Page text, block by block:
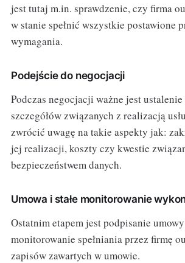
jest tutaj m.in. sprawdzenie, czy firma
w stanie spełnić wszystkie postawione
wymagania.
Podejście do negocjacji
Podczas negocjacji ważne jest
szczegółów związanych z realizacją
zwrócić uwagę na takie aspekty jak:
jej realizacji, koszty czy kwestie
bezpieczeństwem danych.
Umowa i stałe monitorowanie
Ostatnim etapem jest podpisanie
monitorowanie spełniania przez firmę
zapisów zawartych w umowie.